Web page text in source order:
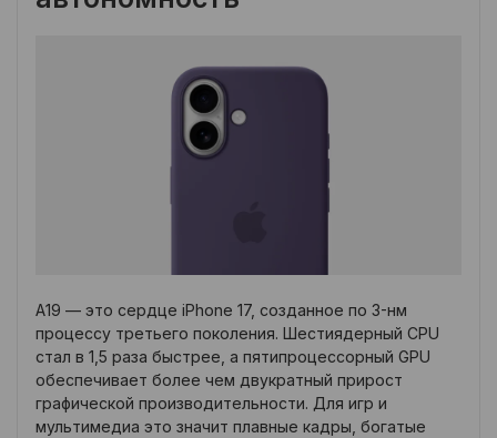
A19 — это сердце iPhone 17, созданное по 3-нм
процессу третьего поколения. Шестиядерный CPU
стал в 1,5 раза быстрее, а пятипроцессорный GPU
обеспечивает более чем двукратный прирост
графической производительности. Для игр и
мультимедиа это значит плавные кадры, богатые